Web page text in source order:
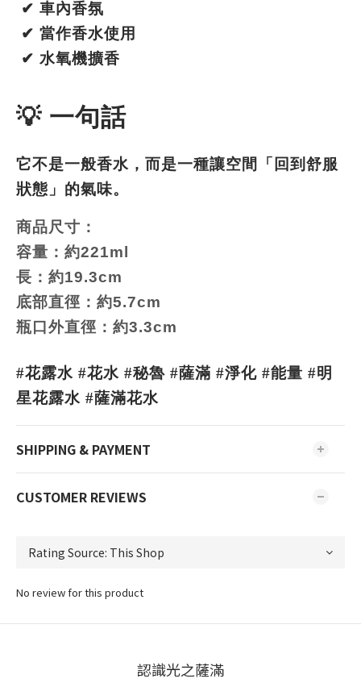
✔ 車內香氛
✔ 當作香水使用
✔ 水氧機擴香
💡 一句話
它不是一般香水，而是一種讓空間「回到舒服
狀態」的氣味。
商品尺寸：
容量：約221ml
長：約19.3cm
底部直徑：約5.7cm
瓶口外直徑：約3.3cm
#花露水 #花水 #秘魯 #薩滿 #淨化 #能量 #明
星花露水 #薩滿花水
SHIPPING & PAYMENT
CUSTOMER REVIEWS
No review for this product
認識光之薩滿